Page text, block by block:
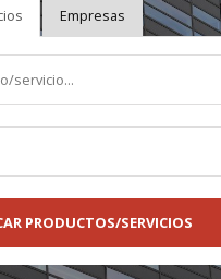
Empresas
PRODUCTOS/SERVICIOS